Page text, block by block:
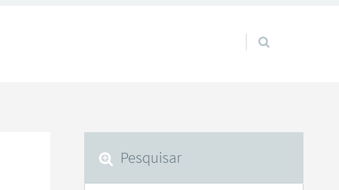
Pular para o conteúdo
Pesquisar